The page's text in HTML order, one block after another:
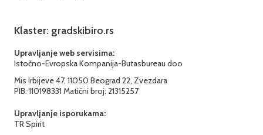
Klaster: gradskibiro.rs
Upravljanje web servisima:
Istočno-Evropska Kompanija-Butasbureau doo
Mis Irbijeve 47, 11050 Beograd 22, Zvezdara
PIB: 110198331 Matični broj: 21315257
Upravljanje isporukama:
TR Spirit